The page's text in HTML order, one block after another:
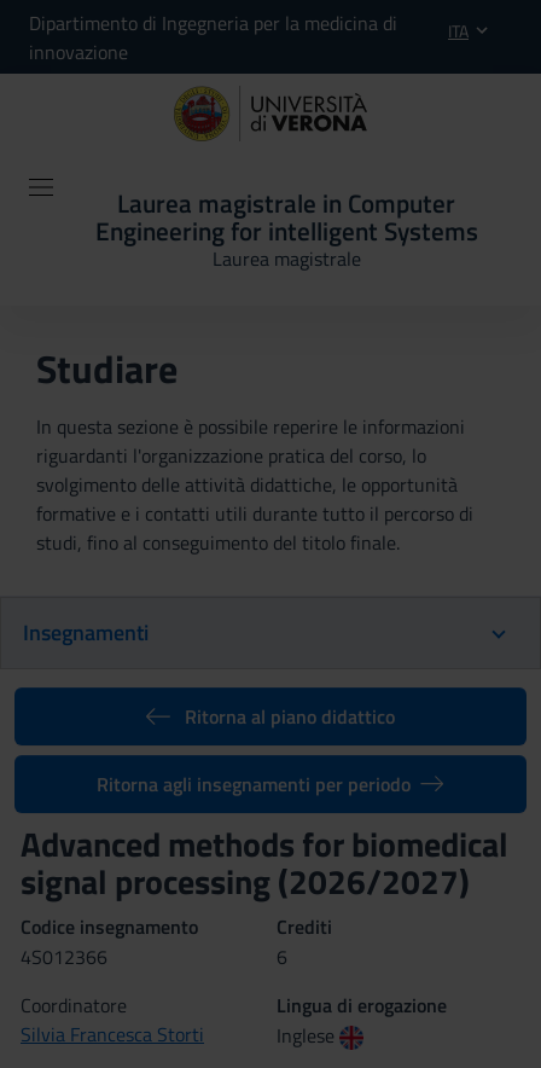
Dipartimento di Ingegneria per la medicina di
innovazione
ITA
Laurea magistrale in Computer
Engineering for intelligent Systems
Laurea magistrale
Studiare
In questa sezione è possibile reperire le informazioni
riguardanti l'organizzazione pratica del corso, lo
svolgimento delle attività didattiche, le opportunità
formative e i contatti utili durante tutto il percorso di
studi, fino al conseguimento del titolo finale.
Insegnamenti
Ritorna al piano didattico
Ritorna agli insegnamenti per periodo
Advanced methods for biomedical
signal processing (2026/2027)
Codice insegnamento
4S012366
Crediti
6
Coordinatore
Silvia Francesca Storti
Lingua di erogazione
Inglese